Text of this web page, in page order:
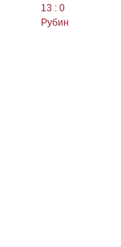
13 : 0
Рубин